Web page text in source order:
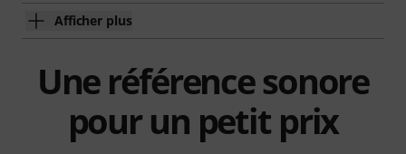
Afficher plus
Une référence sonore
pour un petit prix